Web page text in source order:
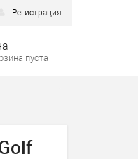
Регистрация
пуста